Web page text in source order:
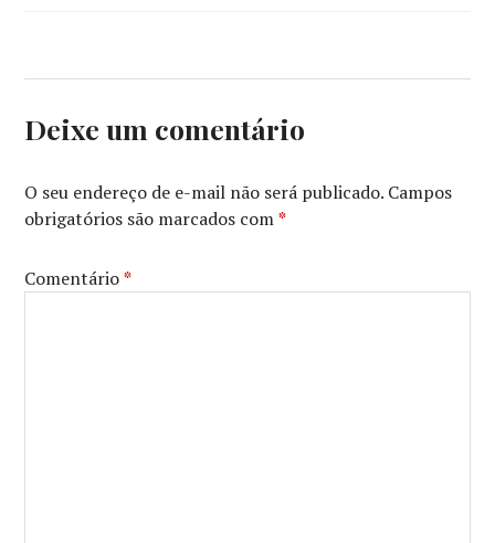
Deixe um comentário
O seu endereço de e-mail não será publicado. Campos
obrigatórios são marcados com*
Comentário*